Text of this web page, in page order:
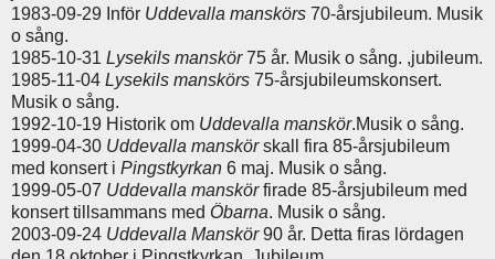
1983-09-29 Inför Uddevalla manskörs 70-årsjubileum. Musik
o sång.
1985-10-31 Lysekils manskör75 år. Musik o sång. ,jubileum.
1985-11-04 Lysekils manskörs 75-årsjubileumskonsert.
Musik o sång.
1992-10-19 Historik om Uddevalla manskör.Musik o sång.
1999-04-30 Uddevalla manskörskall fira 85-årsjubileum
med konsert i Pingstkyrkan 6 maj. Musik o sång.
1999-05-07 Uddevalla manskörfirade 85-årsjubileum med
konsert tillsammans med Öbarna. Musik o sång.
2003-09-24 Uddevalla Manskör90 år. Detta firas lördagen